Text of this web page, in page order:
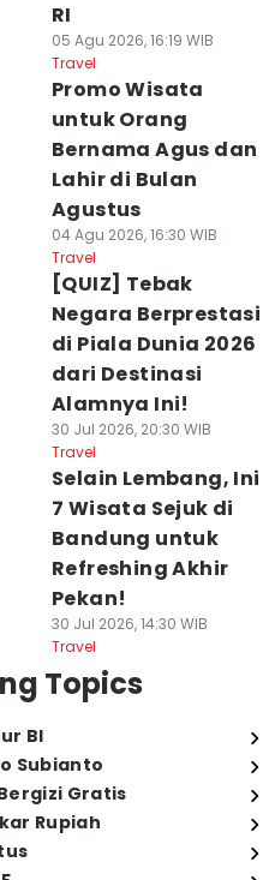
RI
05 Agu 2026, 16:19 WIB
Travel
Promo Wisata
untuk Orang
Bernama Agus dan
Lahir di Bulan
Agustus
04 Agu 2026, 16:30 WIB
Travel
[QUIZ] Tebak
Negara Berprestasi
di Piala Dunia 2026
dari Destinasi
Alamnya Ini!
30 Jul 2026, 20:30 WIB
Travel
Selain Lembang, Ini
7 Wisata Sejuk di
Bandung untuk
Refreshing Akhir
Pekan!
30 Jul 2026, 14:30 WIB
Travel
Topics
BI
Subianto
Gratis
Rupiah